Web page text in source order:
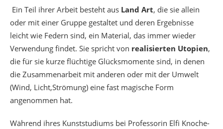
Ein Teil ihrer Arbeit besteht aus Land Art, die sie allein
oder mit einer Gruppe gestaltet und deren Ergebnisse
leicht wie Federn sind, ein Material, das immer wieder
Verwendung findet. Sie spricht von realisierten Utopien,
die für sie kurze flüchtige Glücksmomente sind, in denen
die Zusammenarbeit mit anderen oder mit der Umwelt
(Wind, Licht,Strömung) eine fast magische Form
angenommen hat.
Während ihres Kunststudiums bei Professorin Elfi Knoche-